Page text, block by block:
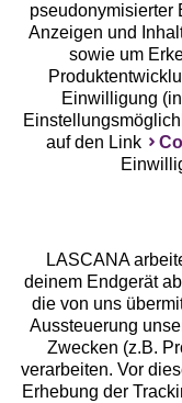
Unsere Apps
Services
Beratung
pseudonymisierter
Anzeigen und
sowie um
Einwilligung
auf den Link
LASCANA
deinem Endgerät
die von uns
Aussteuerung
Zwecken (z.B.
verarbeiten. Vor
Erhebung der